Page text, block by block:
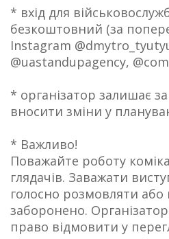
* вхід для
безкоштовний (за
Instagram
@uastandupagency,
* організатор залишає
вносити зміни у
* Важливо!
Поважайте роботу
глядачів. Заважати
голосно розмовляти або
заборонено.
право відмовити у